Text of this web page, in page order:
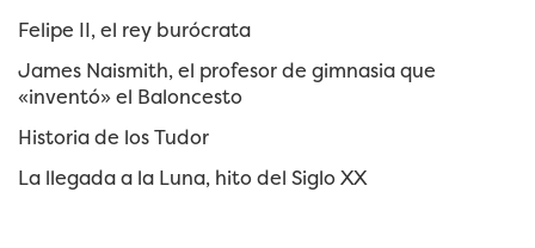
Felipe II, el rey burócrata
James Naismith, el profesor de gimnasia que
«inventó» el Baloncesto
Historia de los Tudor
La llegada a la Luna, hito del Siglo XX